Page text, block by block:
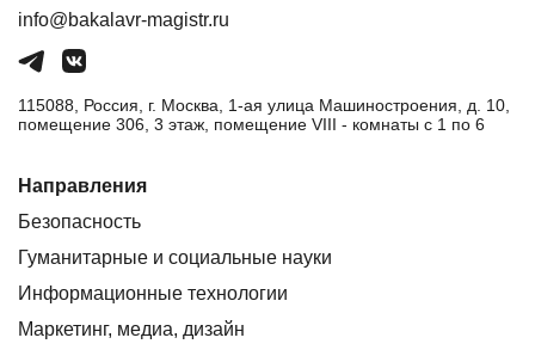
info@bakalavr-magistr.ru
115088, Россия, г. Москва, 1-ая улица Машиностроения, д. 10,
помещение 306, 3 этаж, помещение VIII - комнаты с 1 по 6
Направления
Безопасность
Гуманитарные и социальные науки
Информационные технологии
Маркетинг, медиа, дизайн